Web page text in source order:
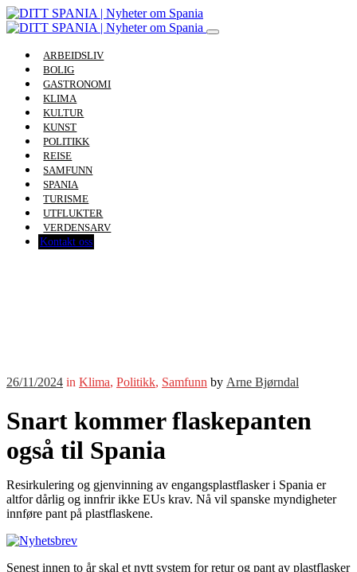
ARBEIDSLIV
BOLIG
GASTRONOMI
KLIMA
KULTUR
KUNST
POLITIKK
REISE
SAMFUNN
SPANIA
TURISME
UTFLUKTER
VERDENSARV
Kontakt oss
26/11/2024 in Klima, Politikk, Samfunn by Arne Bjørndal
Snart kommer flaskepanten
også til Spania
Resirkulering og gjenvinning av engangsplastflasker i Spania er
altfor dårlig og innfrir ikke EUs krav. Nå vil spanske myndigheter
innføre pant på plastflaskene.
Senest innen to år skal et nytt system for retur og pant av plastflasker